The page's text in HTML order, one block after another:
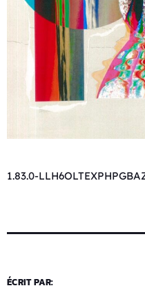
1.83.0-
ÉCRIT PAR: